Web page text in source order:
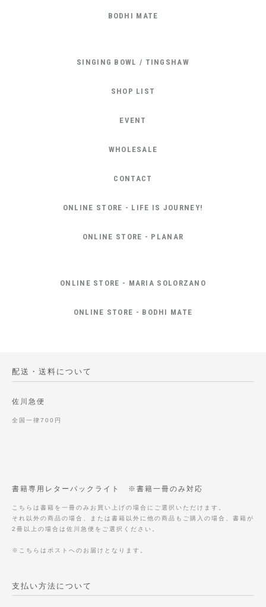
BODHI MATE
SINGING BOWL / TINGSHAW
SHOP LIST
EVENT
WHOLESALE
CONTACT
ONLINE STORE - LIFE IS JOURNEY!
ONLINE STORE - PLANAR
ONLINE STORE - MARIA SOLORZANO
ONLINE STORE - BODHI MATE
配送・送料について
佐川急便
全国一律700円
書籍専用レターパックライト ※書籍一冊のみ対応
こちらは書籍を一冊のみお買い上げの場合にご選択いただけます。
それ以外の商品の場合、または書籍以外に他の商品もご購入の場合、書籍が
2冊以上の場合は佐川急便をご選択ください。
※こちらはポストへのお届けとなります。
支払い方法について